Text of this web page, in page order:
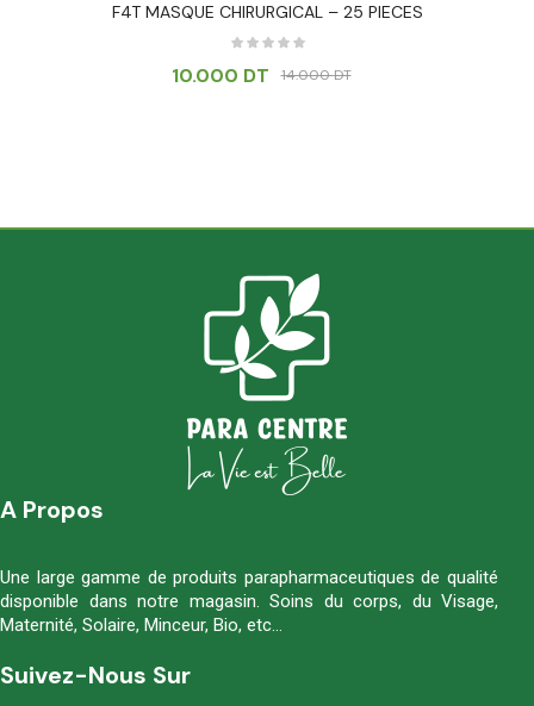
F4T MASQUE CHIRURGICAL – 25 PIECES
14.000DT
10.000 DT
A Propos
Une large gamme de produits parapharmaceutiques de qualité
disponible dans notre magasin. Soins du corps, du Visage,
Maternité, Solaire, Minceur, Bio, etc…
Suivez-Nous Sur